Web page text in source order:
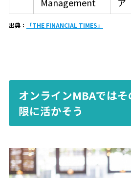
出典： 「THE FINANCIAL TIMES」
オンラインMBAでは
限に活かそう